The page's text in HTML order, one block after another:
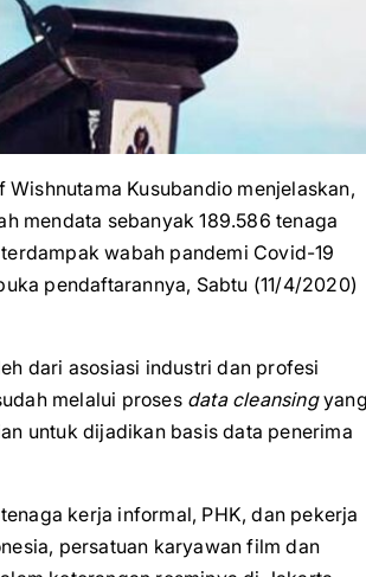
Wishnutama Kusubandio menjelaskan,
mendata sebanyak 189.586 tenaga
wabah pandemi Covid-19
pendaftarannya, Sabtu (11/4/2020)
dari asosiasi industri dan profesi
melalui proses data cleansingyang
untuk dijadikan basis data penerima
kerja informal, PHK, dan pekerja
persatuan karyawan film dan